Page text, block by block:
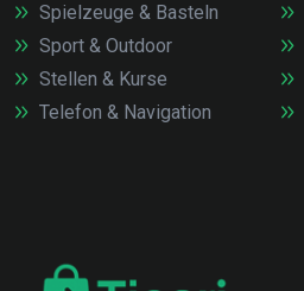
Spielzeuge & Basteln
Sport & Outdoor
Stellen & Kurse
Telefon & Navigation